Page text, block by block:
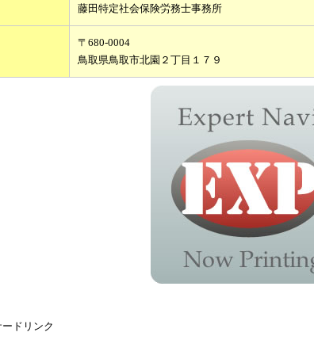
藤田特定社会保険労務士事務所
〒680-0004
鳥取県鳥取市北園２丁目１７９
ドリンク